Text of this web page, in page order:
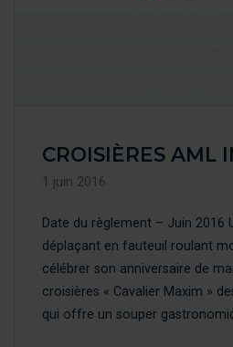
CROISIÈRES AML
1 juin 2016
Date du règlement – Juin 2016
déplaçant en fauteuil roulant
célébrer son anniversaire de
croisières « Cavalier Maxim »
qui offre un souper